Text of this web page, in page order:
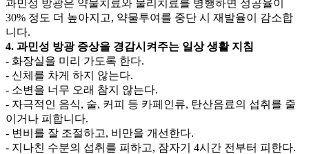
과민성 방광은 약물치료와 물리치료를 병행하면 성공율이
30% 정도 더 높아지고, 약물투여를 중단 시 재발율이 감소합
니다.
4. 과민성 방광 증상을 경감시켜주는 일상 생활 지침
- 화장실을 미리 가도록 한다.
- 신체를 차게 하지 않는다.
- 소변을 너무 오래 참지 않는다.
- 자극적인 음식, 술, 커피 등 카페인류, 탄산음료의 섭취를 줄
이거나 피합니다.
- 변비를 잘 조절하고, 비만을 개선한다.
- 지나친 수분의 섭취를 피하고, 잠자기 4시간 전부터 피한다.